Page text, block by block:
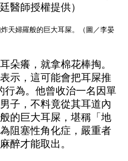
天婦羅般的巨大耳屎。（圖／李晏
朵癢，就拿棉花棒掏。
示，這可能會把耳屎推
行為。他曾收治一名因單
子，不料竟從其耳道內
的巨大耳屎，堪稱「地
阻塞性角化症，嚴重者
醉才能取出。